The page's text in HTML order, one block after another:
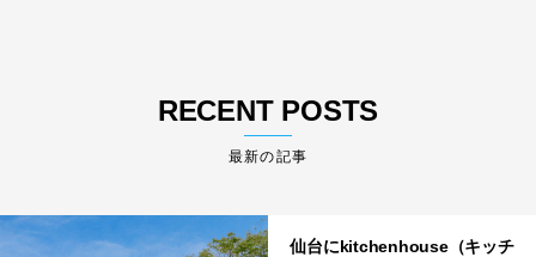
RECENT POSTS
最新の記事
仙台にkitchenhouse（キッチ